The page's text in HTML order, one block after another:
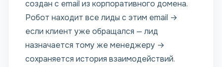
создан с email из корпоративного домена.
Робот находит все лиды с этим email →
если клиент уже обращался — лид
назначается тому же менеджеру →
сохраняется история взаимодействий.